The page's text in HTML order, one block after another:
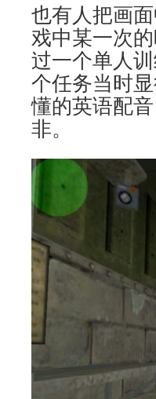
也有人把画
戏中某一次
过一个单人
个任务当时
懂的英语配
非。